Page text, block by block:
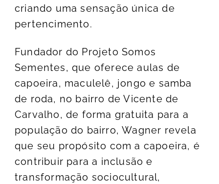
criando uma sensação única de
pertencimento.
Fundador do Projeto Somos
Sementes, que oferece aulas de
capoeira, maculelê, jongo e samba
de roda, no bairro de Vicente de
Carvalho, de forma gratuita para a
população do bairro, Wagner revela
que seu propósito com a capoeira, é
contribuir para a inclusão e
transformação sociocultural,